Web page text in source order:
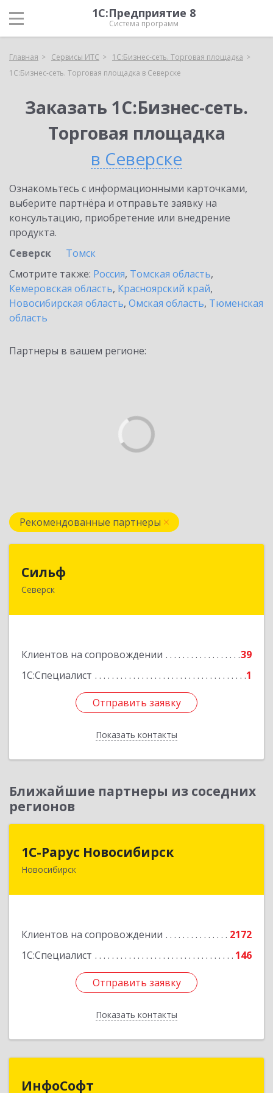
1С:Предприятие 8
Система программ
Главная Сервисы ИТС
1С:Бизнес-сеть. Торговая площадка
1С:Бизнес-сеть. Торговая площадка в Северске
Заказать 1С:Бизнес-сеть.
Торговая площадка
в Северске
Ознакомьтесь с информационными карточками,
выберите партнёра и отправьте заявку на
консультацию, приобретение или внедрение
продукта.
Северск
Томск
Смотрите также: Россия, Томская область,
Кемеровская область, Красноярский край,
Новосибирская область, Омская область, Тюменская
область
Партнеры в вашем регионе:
Рекомендованные партнеры
Сильф
Северск
Клиентов на сопровождении
39
1С:Специалист
1
Отправить заявку
Показать контакты
636000, Томская обл, Северск г, Спортивная ул,
Отправить заявку
Назад
Ближайшие партнеры из соседних
регионов
1С-Рарус Новосибирск
Новосибирск
Клиентов на сопровождении
2172
1С:Специалист
146
Отправить заявку
Показать контакты
1С-Рарус Новосибирск
630015, Новосибирская обл, Новосибирск г,
Подробнее
Отправить заявку
Назад
ИнфоСофт